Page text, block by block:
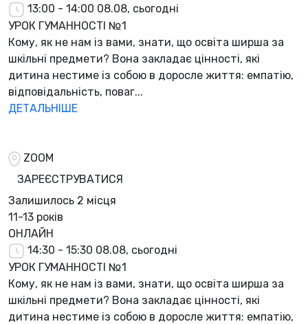
13:00 - 14:00 08.08, сьогодні
УРОК ГУМАННОСТІ №1
Кому, як не нам із вами, знати, що освіта ширша за
шкільні предмети? Вона закладає цінності, які
дитина нестиме із собою в доросле життя: емпатію,
відповідальність, поваг...
ДЕТАЛЬНІШЕ
ZOOM
ЗАРЕЄСТРУВАТИСЯ
Залишилось 2 місця
11-13 років
ОНЛАЙН
14:30 - 15:30 08.08, сьогодні
УРОК ГУМАННОСТІ №1
Кому, як не нам із вами, знати, що освіта ширша за
шкільні предмети? Вона закладає цінності, які
дитина нестиме із собою в доросле життя: емпатію,